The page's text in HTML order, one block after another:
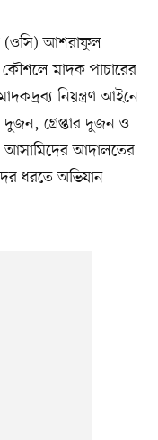
(ওসি) আশরাফুল
মাদক পাচারের
নিয়ন্ত্রণ আইনে
গ্রেপ্তার দুজন ও
আসামিদের আদালতের
ধরতে অভিযান